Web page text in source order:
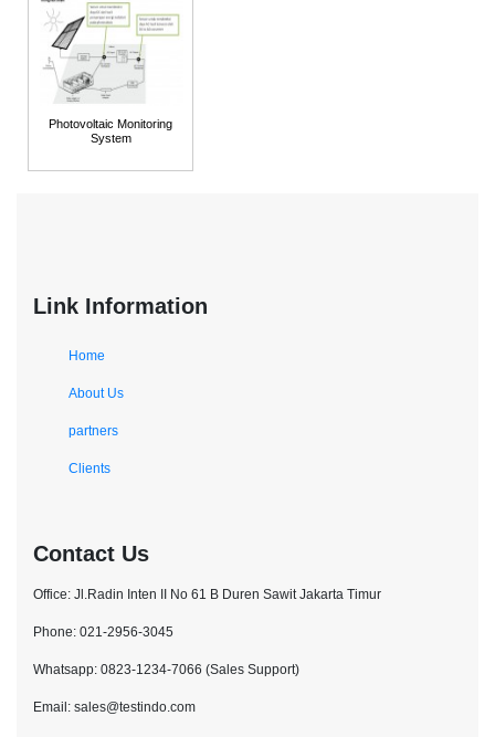
Photovoltaic Monitoring
System
Link Information
Home
About Us
partners
Clients
Contact Us
Office: Jl.Radin Inten II No 61 B Duren Sawit Jakarta Timur
Phone: 021-2956-3045
Whatsapp: 0823-1234-7066 (Sales Support)
Email: sales@testindo.com